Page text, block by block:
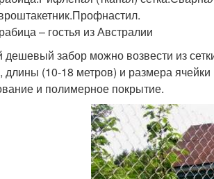
Забор на даче Забор между
забор
– гостья из Австралии
забор можно возвести из
длины (10-18 метров) и размера
и полимерное покрытие.